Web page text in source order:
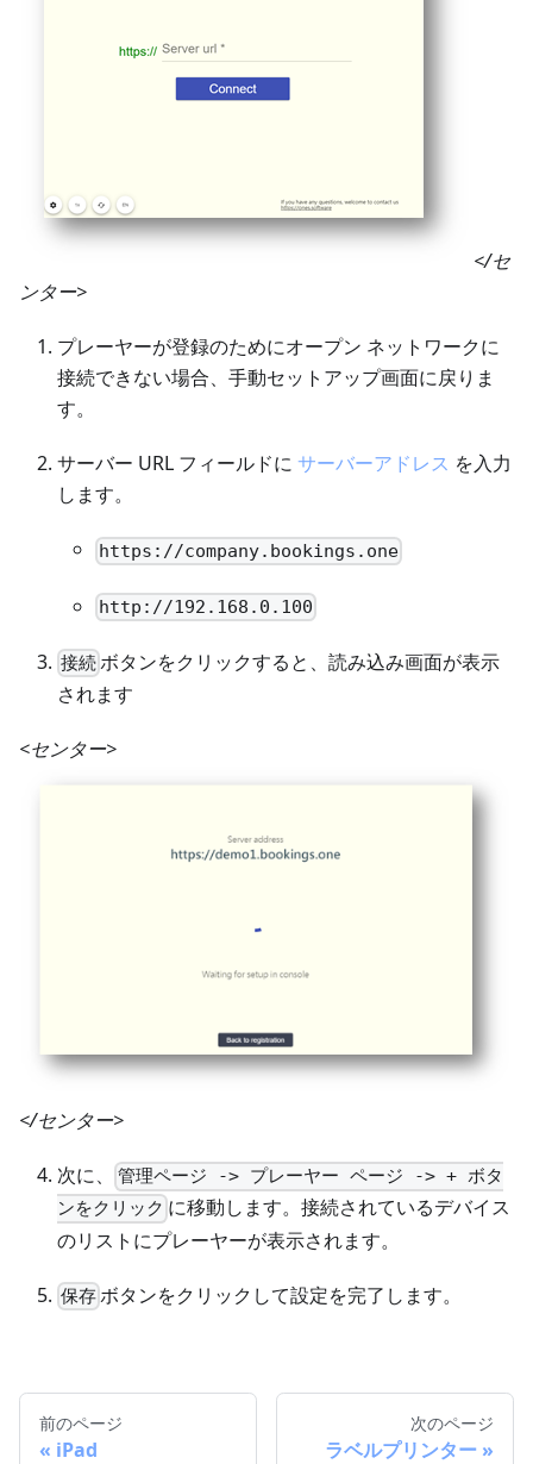
</セ
ンター>
プレーヤーが登録のためにオープン ネットワークに
接続できない場合、手動セットアップ画面に戻りま
す。
サーバー URL フィールドに サーバーアドレス を入力
します。
https://company.bookings.one
http://192.168.0.100
接続ボタンをクリックすると、読み込み画面が表示
されます
<センター>
</センター>
次に、
管理ページ -> プレーヤー ページ -> + ボタ
ンをクリック に移動します。接続されているデバイス
のリストにプレーヤーが表示されます。
保存ボタンをクリックして設定を完了します。
前のページ
iPad
次のページ
ラベルプリンター